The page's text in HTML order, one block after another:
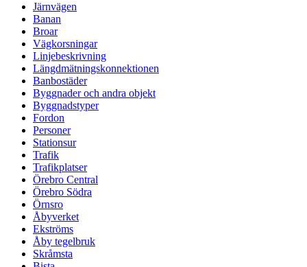
Järnvägen
Banan
Broar
Vägkorsningar
Linjebeskrivning
Längdmätningskonnektionen
Banbostäder
Byggnader och andra objekt
Byggnadstyper
Fordon
Personer
Stationsur
Trafik
Trafikplatser
Örebro Central
Örebro Södra
Örnsro
Åbyverket
Ekströms
Åby tegelbruk
Skråmsta